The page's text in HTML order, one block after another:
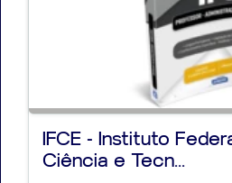
NotíciasIFCE - Instituto
Ciência e Tecn...